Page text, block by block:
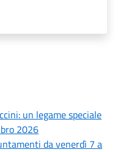
un legame speciale
2026
da venerdì 7 a